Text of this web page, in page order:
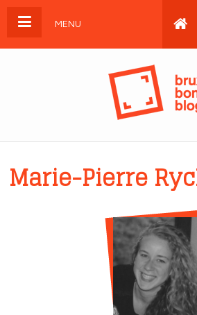
MENU
Marie-Pierre